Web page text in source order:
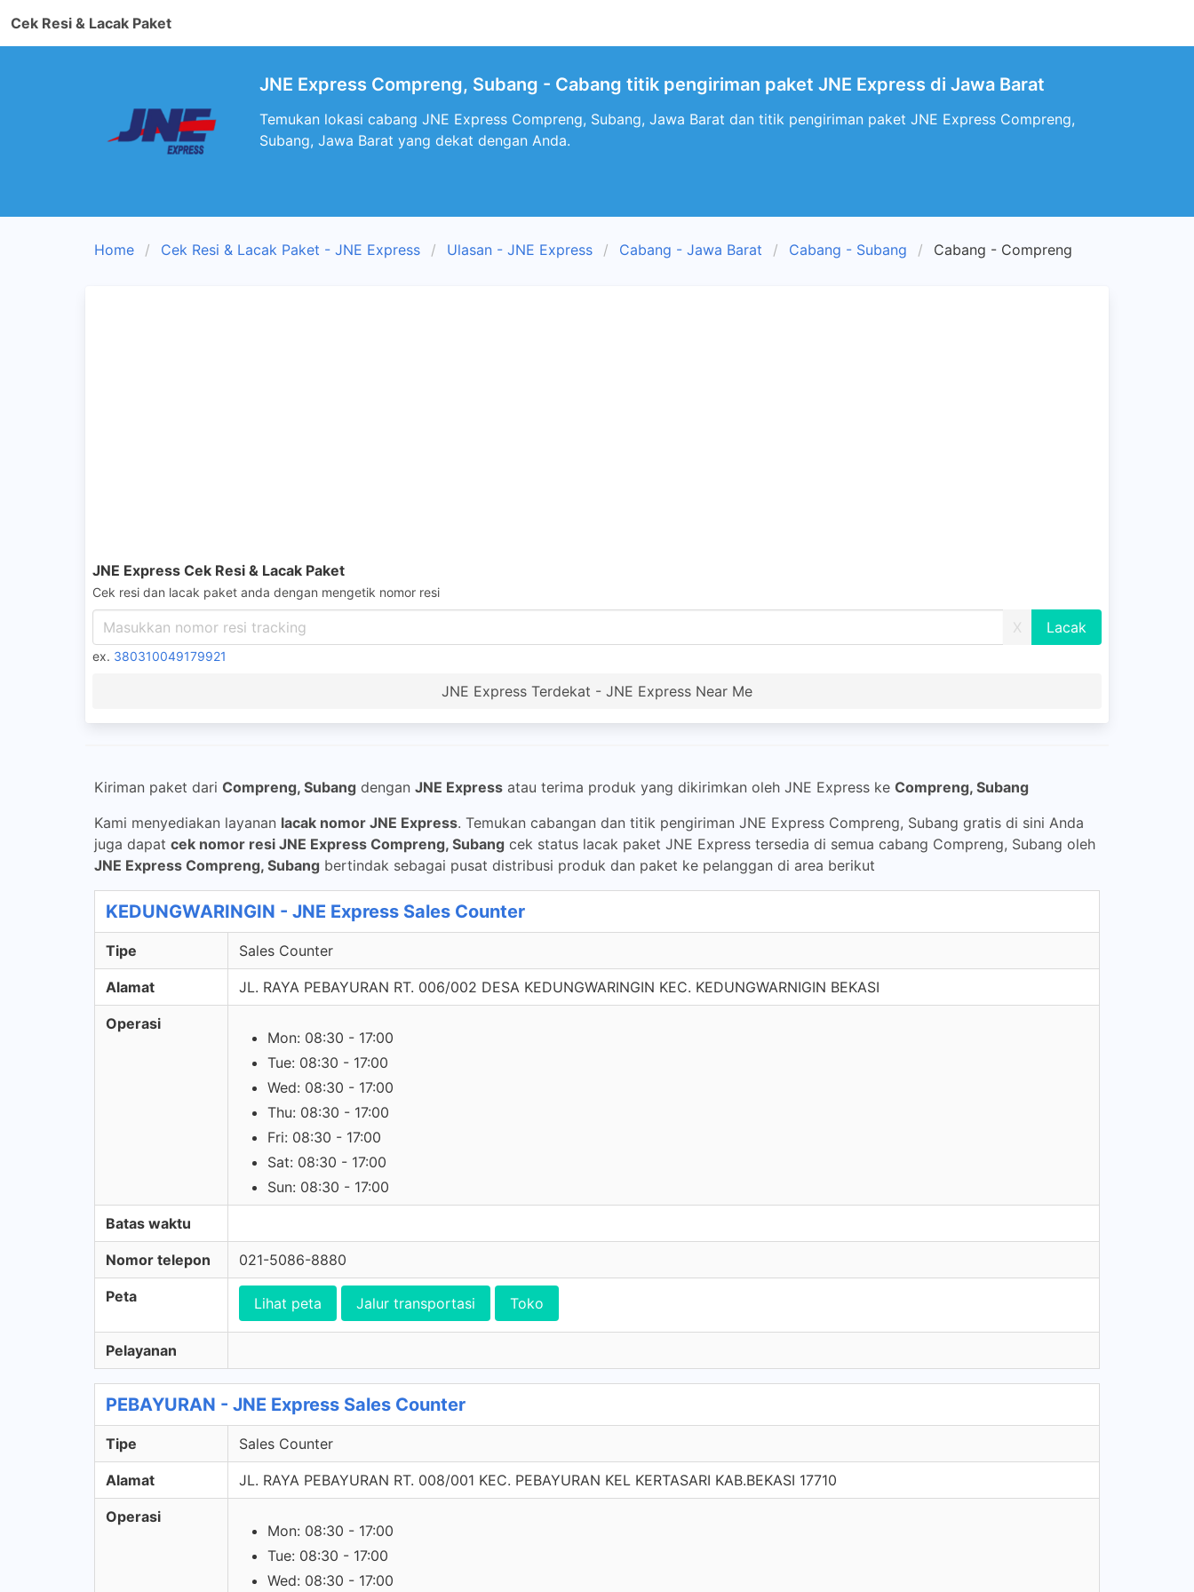
Cek Resi & Lacak Paket
JNE Express Compreng, Subang - Cabang titik pengiriman paket JNE Express di Jawa Barat
Temukan lokasi cabang JNE Express Compreng, Subang, Jawa Barat dan titik pengiriman paket JNE Express Compreng,
Subang, Jawa Barat yang dekat dengan Anda.
Home Cek Resi & Lacak Paket - JNE Express Ulasan - JNE Express Cabang - Jawa Barat Cabang - Subang Cabang - Compreng
JNE Express Cek Resi & Lacak Paket
Cek resi dan lacak paket anda dengan mengetik nomor resi
X
ex. 380310049179921
JNE Express Terdekat - JNE Express Near Me
Kiriman paket dari Compreng, Subang dengan JNE Express atau terima produk yang dikirimkan oleh JNE Express ke Compreng, Subang
Kami menyediakan layanan lacak nomor JNE Express. Temukan cabangan dan titik pengiriman JNE Express Compreng, Subang gratis di sini Anda
juga dapat cek nomor resi JNE Express Compreng, Subang cek status lacak paket JNE Express tersedia di semua cabang Compreng, Subang oleh
JNE Express Compreng, Subang bertindak sebagai pusat distribusi produk dan paket ke pelanggan di area berikut
KEDUNGWARINGIN - JNE Express Sales Counter
Tipe Sales Counter
Alamat JL. RAYA PEBAYURAN RT. 006/002 DESA KEDUNGWARINGIN KEC. KEDUNGWARNIGIN BEKASI
Operasi
Mon: 08:30 - 17:00
Tue: 08:30 - 17:00
Wed: 08:30 - 17:00
Thu: 08:30 - 17:00
Fri: 08:30 - 17:00
Sat: 08:30 - 17:00
Sun: 08:30 - 17:00
Batas waktu
Nomor telepon 021-5086-8880
Peta Lihat peta Jalur transportasi Toko
Pelayanan
PEBAYURAN - JNE Express Sales Counter
Tipe Sales Counter
Alamat JL. RAYA PEBAYURAN RT. 008/001 KEC. PEBAYURAN KEL KERTASARI KAB.BEKASI 17710
Operasi
Mon: 08:30 - 17:00
Tue: 08:30 - 17:00
Wed: 08:30 - 17:00